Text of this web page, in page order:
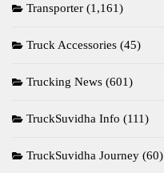
Transporter (1,161)
Truck Accessories (45)
Trucking News (601)
TruckSuvidha Info (111)
TruckSuvidha Journey (60)